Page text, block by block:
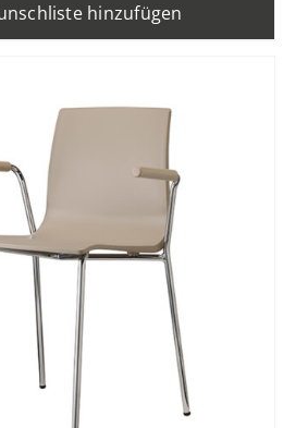
hinzufügen